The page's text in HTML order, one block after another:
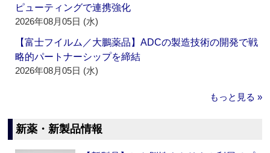
ピューティングで連携強化
2026年08月05日 (水)
【富士フイルム／大鵬薬品】ADCの製造技術の開発で戦
略的パートナーシップを締結
2026年08月05日 (水)
もっと見る »
新薬・新製品情報